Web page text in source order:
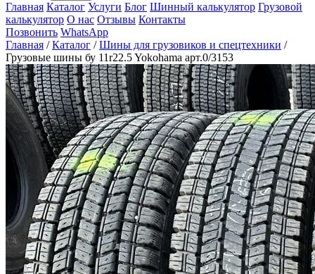
Главная Каталог Услуги Блог Шинный калькулятор Грузовой
калькулятор О нас Отзывы Контакты
Позвонить WhatsApp
Главная / Каталог / Шины для грузовиков и спецтехники /
Грузовые шины бу 11r22.5 Yokohama арт.0/3153